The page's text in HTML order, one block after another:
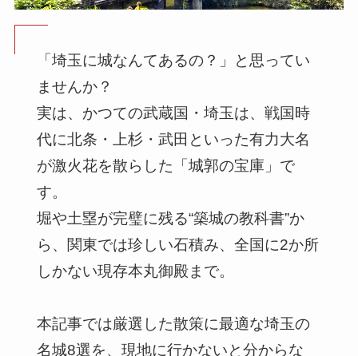
「埼玉に城なんてあるの？」と思ってい
ませんか？
実は、かつての武蔵国・埼玉は、戦国時
代に北条・上杉・武田といった有力大名
が激火花を散らした「城郭の宝庫」で
す。
堀や土塁が完璧に残る“築城の教科書”か
ら、関東では珍しい石積み、全国に2か所
しかない現存本丸御殿まで。
本記事では厳選した散策に最適な埼玉の
名城8選を、現地に行かないと分からな